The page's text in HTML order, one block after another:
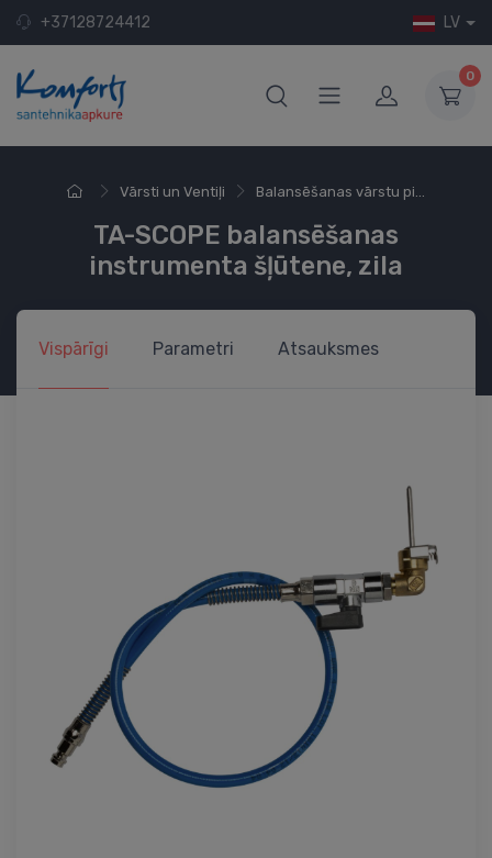
+37128724412 LV
0
Vārsti un Ventiļi Balansēšanas vārstu pi...
TA-SCOPE balansēšanas
instrumenta šļūtene, zila
Vispārīgi Parametri Atsauksmes